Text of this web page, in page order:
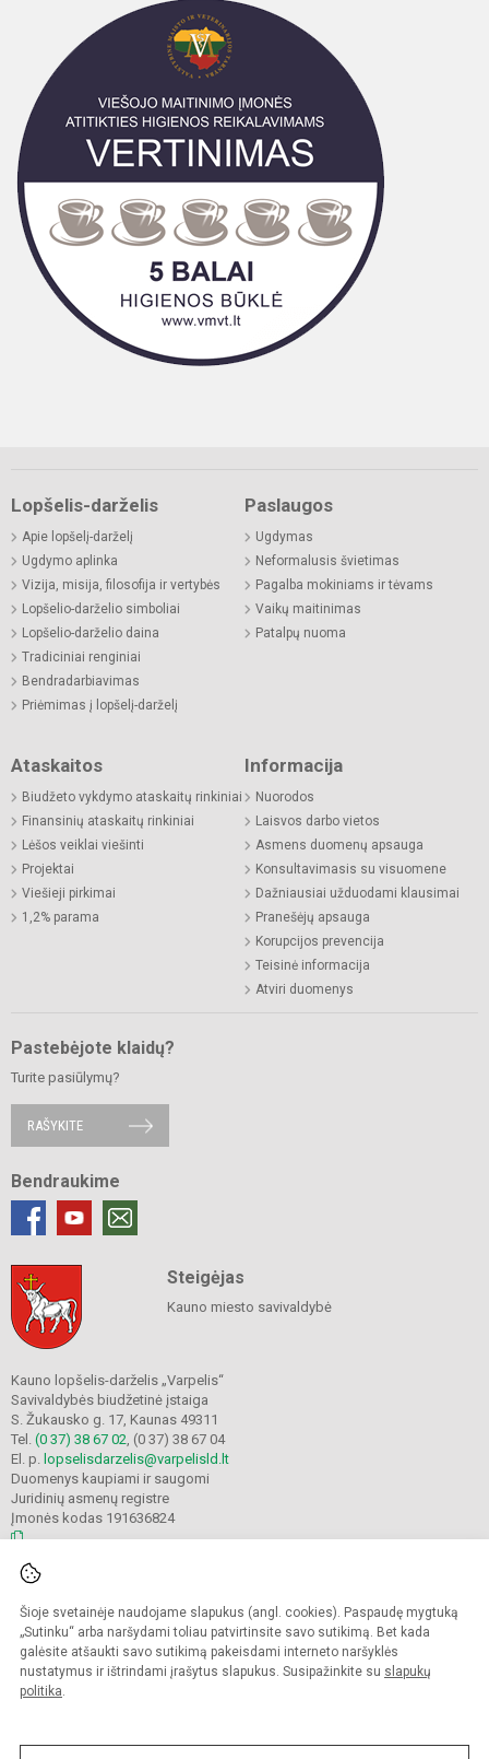
Šioje svetainėje naudojame slapukus (angl. cookies). Paspaudę mygtuką
„Sutinku“ arba naršydami toliau patvirtinsite savo sutikimą. Bet kada
galėsite atšaukti savo sutikimą pakeisdami interneto naršyklės
nustatymus ir ištrindami įrašytus slapukus. Susipažinkite su slapukų
politika.
Lopšelis-darželis
Apie lopšelį-darželį
Ugdymo aplinka
Vizija, misija, filosofija ir vertybės
Lopšelio-darželio simboliai
Lopšelio-darželio daina
Tradiciniai renginiai
Bendradarbiavimas
Priėmimas į lopšelį-darželį
Paslaugos
Ugdymas
Neformalusis švietimas
Pagalba mokiniams ir tėvams
Vaikų maitinimas
Patalpų nuoma
Ataskaitos
Biudžeto vykdymo ataskaitų rinkiniai
Finansinių ataskaitų rinkiniai
Lėšos veiklai viešinti
Projektai
Viešieji pirkimai
1,2% parama
Informacija
Nuorodos
Laisvos darbo vietos
Asmens duomenų apsauga
Konsultavimasis su visuomene
Dažniausiai užduodami klausimai
Pranešėjų apsauga
Korupcijos prevencija
Teisinė informacija
Atviri duomenys
Pastebėjote klaidų?
Turite pasiūlymų?
RAŠYKITE
Bendraukime
Steigėjas
Kauno miesto savivaldybė
Kauno lopšelis-darželis „Varpelis“
Savivaldybės biudžetinė įstaiga
S. Žukausko g. 17, Kaunas 49311
Tel. (0 37) 38 67 02, (0 37) 38 67 04
El. p. lopselisdarzelis@varpelisld.lt
Duomenys kaupiami ir saugomi
Juridinių asmenų registre
Įmonės kodas 191636824
Kopijuoti turinį be raštiško įstaigos administracijos sutikimo griežtai draudžiama.
Prieinamumo paraiška Slapukų politika
Sumanus būdas atnaujinti